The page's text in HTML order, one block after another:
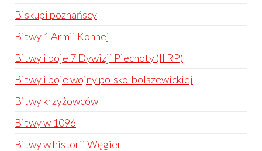
Biskupi poznańscy
Bitwy 1 Armii Konnej
Bitwy i boje 7 Dywizji Piechoty (II RP)
Bitwy i boje wojny polsko-bolszewickiej
Bitwy krzyżowców
Bitwy w 1096
Bitwy w historii Węgier